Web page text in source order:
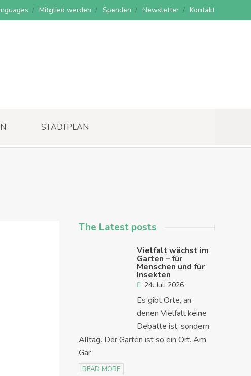
Mitglied werden Spenden Newsletter Kontakt
STADTPLAN
The Latest posts
Vielfalt wächst im
Garten – für
Menschen und für
Insekten
24. Juli 2026
Es gibt Orte, an
denen Vielfalt keine
Debatte ist, sondern
Alltag. Der Garten ist so ein Ort. Am
Gar
READ MORE